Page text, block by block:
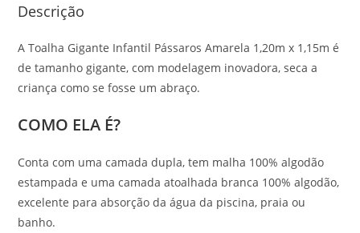
Descrição
A Toalha Gigante Infantil Pássaros Amarela 1,20m x 1,15m é
de tamanho gigante, com modelagem inovadora, seca a
criança como se fosse um abraço.
COMO ELA É?
Conta com uma camada dupla, tem malha 100% algodão
estampada e uma camada atoalhada branca 100% algodão,
excelente para absorção da água da piscina, praia ou
banho.